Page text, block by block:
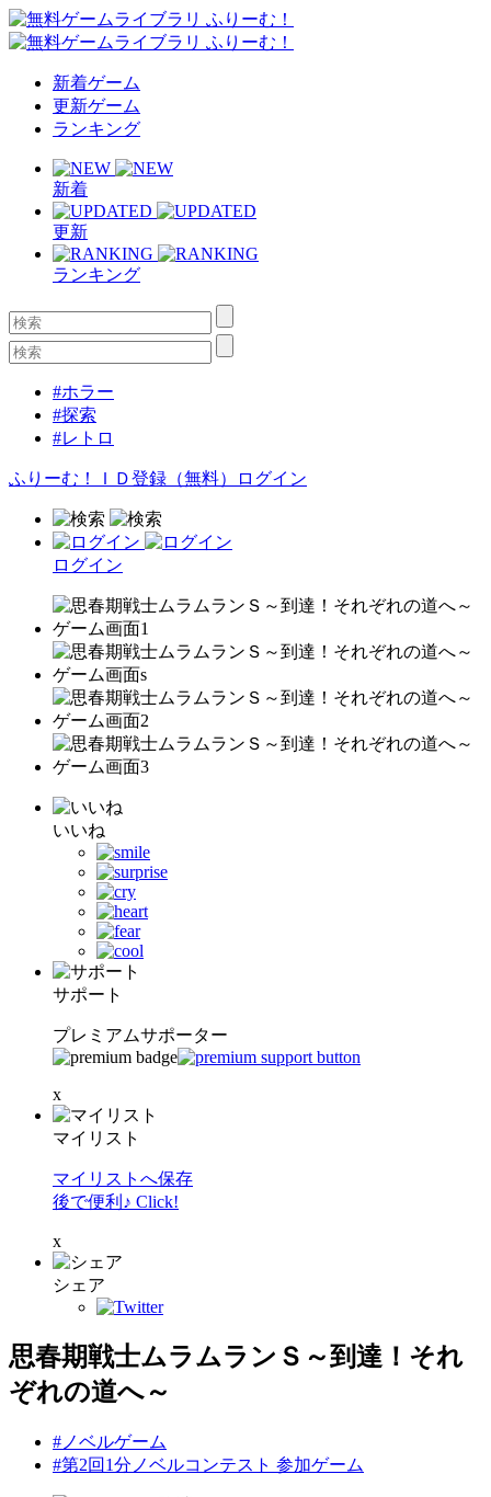
新着ゲーム
更新ゲーム
ランキング
新着
更新
ランキング
#ホラー
#探索
#レトロ
ふりーむ！ＩＤ登録（無料） ログイン
ログイン
いいね
サポート
プレミアムサポーター
x
マイリスト
マイリストへ保存
後で便利♪ Click!
x
シェア
思春期戦士ムラムランＳ～到達！それ
ぞれの道へ～
#ノベルゲーム
#第2回1分ノベルコンテスト 参加ゲーム